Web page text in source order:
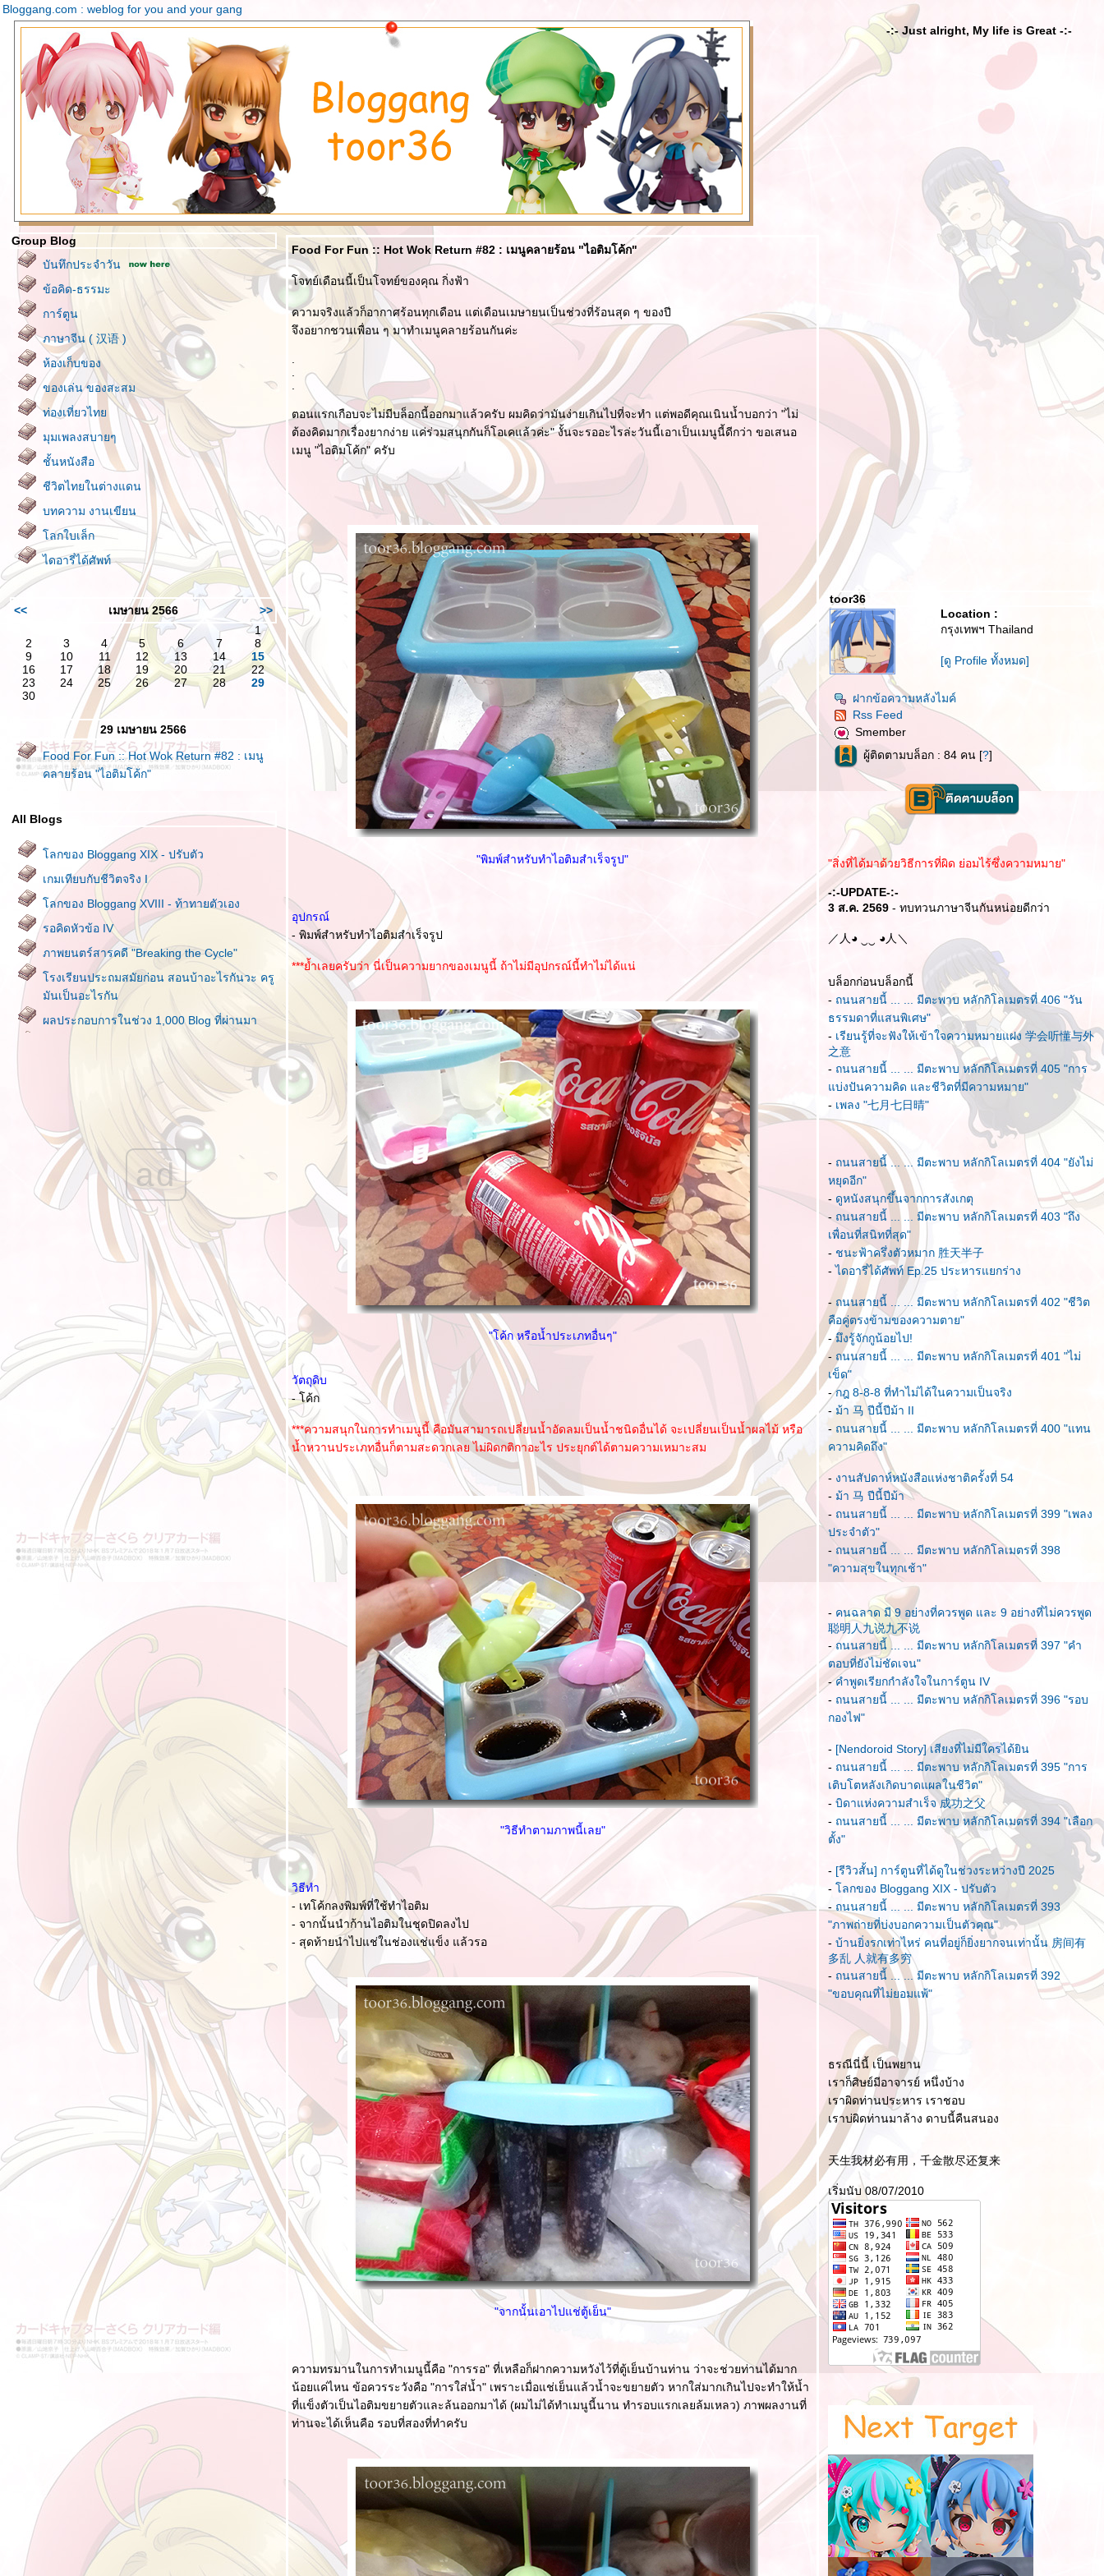
Bloggang.com : weblog for you and your gang
-:- Just alright, My life is Great -:-
Group Blog
บันทึกประจำวัน
ข้อคิด-ธรรมะ
การ์ตูน
ภาษาจีน ( 汉语 )
ห้องเก็บของ
ของเล่น ของสะสม
ท่องเที่ยวไท
มุมเพลงสบายๆ
ชั้นหนังสือ
ชีวิตไทยในต่างแดน
บทความ งานเขียน
ลกใบเล็ก
ไดอารี่ได้ศัพท์
<< เมษายน 2566
>>
1
2
3 4 5 6 7
8
9
10 11 12 13 14
15
16
17 18 19 20 21
22
23
24 25 26 27 28
29
30
29 เมษายน 2566
Food For Fun :: Hot Wok Return #82 : เมนู
คลายร้อน "ไอติมโค้ก"
All Blogs
ลกของ Bloggang XIX - ปรับตัว
เกมเทียบกับชีวิตจริง I
ลกของ Bloggang XVIII - ท้าทายตัวเอง
รอคิดหัวข้อ IV
ภาพยนตร์สารคดี "Breaking the Cycle"
รงเรียนประถมสมัยก่อน สอนบ้าอะไรกันวะ ครู
มันเป็นอะไรกัน
ผลประกอบการในช่วง 1,000 Blog ที่ผ่านมา
ลกของ Bloggang XVII - ความเปลี่ยนแปลง
Food For Fun :: Hot Wok Return #85 : มากิน
ผักกัน "ขนมจีนน้ำไก่มะระ"
รอคิดหัวข้อ III
Food For Fun :: Hot Wok Return #82 : เมนู
คลายร้อน "ไอติมโค้ก"
Food For Fun :: Hot Wok Return #82 : เมนู
คลายร้อน "โจ๊กหมูใส่เครื่องใน"
ลกของ Bloggang XVI - ทบทวนตัวเอง
รอคิดหัวข้อ II
ปฏิรูปการศึกษา VI : ความมืดในวิกฤต
เลือกตั้งผู้ว่าฯ กรุงเทพมหานครในรอบเกือบ 10
ลกของ Bloggang XV - ตำแหน่งหรือตำนาน
เปลี่ยนม้ากลางศึก
ปฏิรูปการศึกษา V : ไม่อยากไปโรงเรียน
ปฏิรูปการศึกษา IV : กิจกรรม และความสัมพันธ์
ความเครียดสะสม ย้อนอดีตเรื่องเก่าๆ
ปฏิรูปการศึกษา III : อนาคตเด็ก คำพูดครู
สถานีโทรทัศน์ ไม่น่าอยู่ ฝนที่แรงไม่หยุด
ลกของ Bloggang XIV - ปริมาณหรือคุณภาพ
ปรับตัว เฮียมู ฝนที่ตกไม่หยุด
Food For Fun :: Hot Wok Return #47 : "เมนู
[รีวิว] Maid café maidreamin
ลกของ Bloggang XIII - ประเมินตัวเอง
Food For Fun :: Hot Wok Return #43 :
อาหารจานไหน "เส้นหมี่น้ำตกทุกอย่าง"
รั้งผู้เล่นสำคัญไว้
Food For Fun :: Hot Wok Return #42 : เมนู
อะไรก็ได้ "สปาเก็ตตี้กะเพราหมู"
Food For Fun :: Hot Wok Return #38 : เมนู
ราดข้าว "ผัดกะเพราไข่เยี่ยวม้า"
จากนมอัดเม็ด สู่แนวคิดทั้งสองแบบ
ลกของ Bloggang XII - บททดสอบมิตรภาพ
Food For Fun :: Hot Wok Return #24 :
อาหารเย็น "แกงเขียวหวานไก่"
ลกของ Bloggang XI - บทบาทการวางตัว
Food For Fun :: Hot Wok Return #18 : ไก่กับ
ไข่ "ข้าวมันไก่ใส่ไข่"
ปฏิรูปการศึกษา II : กรณีศึกษา ครู และตรรกะ
ปฏิรูปการศึกษา I : เรื่องทั่วไป
Food For Fun : Hot Wok Misson #10 : ขนม
ไทย "คุกกี้สิงคโปร์"
[รีวิว] คุณมามิพาไปทานอาหารที่ห้องอาหาร
ลกของ Bloggang X The New Chapter
Begins
[รีวิว] ท่านผู้นำเยือน ร้าน RooM 10 Kaffe
ฉลองเขียนต่อเนื่อง 10 ปี (10th anniversary)
กิจกรรม Blogs to Friends จากฉันถึง "เธอ"
BlogGang.com
กิจกรรม Blogs to Friends จากฉันถึง "เธอ"
บรรยากาศงาน บล็อกแก๊ง...ตะลุยเมืองโบราณ
!!! [นำเสนอโดยจอมมาร]
ลกของ Bloggang IX ยังคงก้าวต่อไป
ผลประกอบการในช่วง 500 Blog ที่ผ่านมา
บรรยากาศงาน BlogGang's Sky Rally in Town
ลกของ Bloggang VIII กิจกรรม & ความขัด
ลกของ Bloggang VII ก้าวต่อไปต้องดีกว่าเดิม
บรรยากาศงาน BlogGang's First Date [นำ
เสนอโดยเอรี่]
ออกไปหาความท้าทายใหม่ๆ
ลกของ Bloggang VI เปลี่ยนแปลงเพื่อพัฒนา
สิ่งดีงามที่น่าชื่นชม
ad
Food For Fun :: Hot Wok Return #82 : เมนูคลายร้อน "ไอติมโค้ก"
จทย์เดือนนี้เป็นโจทย์ของคุณ กิ่งฟ้า
ความจริงแล้วก็อากาศร้อนทุกเดือน แต่เดือนเมษายนเป็นช่วงที่ร้อนสุด ๆ ของปี
จึงอยากชวนเพื่อน ๆ มาทำเมนูคลายร้อนกันค่ะ
ตอนแรกเกือบจะไม่มีบล็อกนี้ออกมาแล้วครับ ผมคิดว่ามันง่ายเกินไปที่จะทำ แต่พอดีคุณเนินน้ำบอกว่า "ไม่
ต้องคิดมากเรื่องยากง่าย แค่ร่วมสนุกกันก็โอเคแล้วค่ะ" งั้นจะรออะไรล่ะวันนี้เอาเป็นเมนูนี้ดีกว่า ขอเสนอ
เมนู "ไอติมโค้ก" ครับ
"พิมพ์สำหรับทำไอติมสำเร็จรูป"
อุปกรณ์
- พิมพ์สำหรับทำไอติมสำเร็จรูป
***ย้ำเลยครับว่า นี่เป็นความยากของเมนูนี้ ถ้าไม่มีอุปกรณ์นี้ทำไม่ได้แน่
"โค้ก หรือน้ำประเภทอื่นๆ"
วัตถุดิบ
- โค้ก
***ความสนุกในการทำเมนูนี้ คือมันสามารถเปลี่ยนน้ำอัดลมเป็นน้ำชนิดอื่นได้ จะเปลี่ยนเป็นน้ำผลไม้ หรือ
น้ำหวานประเภทอื่นก็ตามสะดวกเลย ไม่ผิดกติกาอะไร ประยุกต์ได้ตามความเหมาะสม
"วิธีทำตามภาพนี้เลย"
วิธีทำ
- เทโค้กลงพิมพ์ที่ใช้ทำไอติม
- จากนั้นนำก้านไอติมในชุดปิดลงไป
- สุดท้ายนำไปแช่ในช่องแช่แข็ง แล้วรอ
"จากนั้นเอาไปแช่ตู้เย็น"
ความทรมานในการทำเมนูนี้คือ "การรอ" ที่เหลือก็ฝากความหวังไว้ที่ตู้เย็นบ้านท่าน ว่าจะช่วยท่านได้มาก
น้อยแค่ไหน ข้อควรระวังคือ "การใส่น้ำ" เพราะเมื่อแช่เย็นแล้วน้ำจะขยายตัว หากใส่มากเกินไปจะทำให้น้ำ
ที่แข็งตัวเป็นไอติมขยายตัวและล้นออกมาได้ (ผมไม่ได้ทำเมนูนี้นาน ทำรอบแรกเลยล้มเหลว) ภาพผลงานที่
ท่านจะได้เห็นคือ รอบที่สองที่ทำครับ
toor36
Location :
กรุงเทพฯ Thailand
[ดู Profile ทั้งหมด]
ฝากข้อความหลังไมค์
Rss Feed
Smember
ผู้ติดตามบล็อก : 84 คน [?]
"สิ่งที่ได้มาด้วยวิธีการที่ผิด ย่อมไร้ซึ่งความหมาย"
-:-UPDATE-:-
3 ส.ค. 2569 - ทบทวนภาษาจีนกันหน่อยดีกว่า
／人◕ ‿‿ ◕人＼
บล็อกก่อนบล็อกนี้
- ถนนสายนี้ ... ... มีตะพาบ หลักกิโลเมตรที่ 406 "วัน
ธรรมดาที่แสนพิเศษ"
- เรียนรู้ที่จะฟังให้เข้าใจความหมายแฝง 学会听懂与外
之意
- ถนนสายนี้ ... ... มีตะพาบ หลักกิโลเมตรที่ 405 "การ
บ่งปันความคิด และชีวิตที่มีความหมาย"
- เพลง "七月七日晴"
- ถนนสายนี้ ... ... มีตะพาบ หลักกิโลเมตรที่ 404 "ยังไม่
หยุดอีก"
- ดูหนังสนุกขึ้นจากการสังเกตุ
- ถนนสายนี้ ... ... มีตะพาบ หลักกิโลเมตรที่ 403 "ถึง
เพื่อนที่สนิทที่สุด"
- ชนะฟ้าครึ่งตัวหมาก 胜天半子
-ไดอารี่ได้ศัพท์ Ep.25 ประหารแยกร่าง
- ถนนสายนี้ ... ... มีตะพาบ หลักกิโลเมตรที่ 402 "ชีวิต
คือคู่ตรงข้ามของความตาย"
-มึงรู้จักกูน้อยไป!
- ถนนสายนี้ ... ... มีตะพาบ หลักกิโลเมตรที่ 401 "ไม่
เข็ด"
-กฎ 8-8-8 ที่ทำไม่ได้ในความเป็นจริง
-ม้า 马 ปีนี้ปีม้า II
- ถนนสายนี้ ... ... มีตะพาบ หลักกิโลเมตรที่ 400 "แทน
ความคิดถึง"
- งานสัปดาห์หนังสือแห่งชาติครั้งที่ 54
- ม้า 马 ปีนี้ปีม้า
- ถนนสายนี้ ... ... มีตะพาบ หลักกิโลเมตรที่ 399 "เพลง
ประจำตัว"
- ถนนสายนี้ ... ... มีตะพาบ หลักกิโลเมตรที่ 398
"ความสุขในทุกเช้า"
- คนฉลาด มี 9 อย่างที่ควรพูด และ 9 อย่างที่ไม่ควรพูด
聪明人九说九不说
- ถนนสายนี้ ... ... มีตะพาบ หลักกิโลเมตรที่ 397 "คำ
ตอบที่ยังไม่ชัดเจน"
-คำพูดเรียกกำลังใจในการ์ตูน IV
- ถนนสายนี้ ... ... มีตะพาบ หลักกิโลเมตรที่ 396 "รอบ
กองไฟ"
- [Nendoroid Story] เสียงที่ไม่มีใครได้ยิน
- ถนนสายนี้ ... ... มีตะพาบ หลักกิโลเมตรที่ 395 "การ
เติบโตหลังเกิดบาดแผลในชีวิต"
- บิดาแห่งความสำเร็จ 成功之父
- ถนนสายนี้ ... ... มีตะพาบ หลักกิโลเมตรที่ 394 "เลือก
ตั้ง"
- [รีวิวสั้น] การ์ตูนที่ได้ดูในช่วงระหว่างปี 2025
- ลกของ Bloggang XIX - ปรับตัว
- ถนนสายนี้ ... ... มีตะพาบ หลักกิโลเมตรที่ 393
"ภาพถ่ายที่บ่งบอกความเป็นตัวคุณ"
- บ้านยิ่งรกเท่าไหร่ คนที่อยู่ก็ยิ่งยากจนเท่านั้น 房间有
多乱 人就有多穷
- ถนนสายนี้ ... ... มีตะพาบ หลักกิโลเมตรที่ 392
"ขอบคุณที่ไม่ยอมแพ้"
ธรณีนี่นี้ เป็นพยาน
เราก็ศิษย์มีอาจารย์ หนึ่งบ้าง
เราผิดท่านประหาร เราชอบ
เราบ่ผิดท่านมาล้าง ดาบนี้คืนสนอง
天生我材必有用，千金散尽还复来
เริ่มนับ 08/07/2010